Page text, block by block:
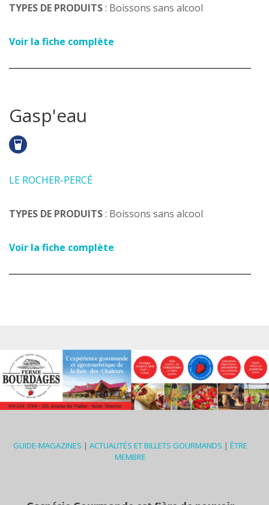
TYPES DE PRODUITS: Boissons sans alcool
Voir la fiche complète
Gasp'eau
LE ROCHER-PERCÉ
TYPES DE PRODUITS: Boissons sans alcool
Voir la fiche complète
GUIDE-MAGAZINES | ACTUALITÉS ET BILLETS GOURMANDS | ÊTRE
MEMBRE